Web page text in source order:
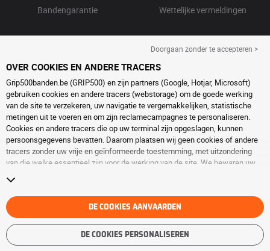
Bandengarantie
Wettelijke vermeldingen
Doorgaan zonder te accepteren >
OVER COOKIES EN ANDERE TRACERS
Grip500banden.be (GRIP500) en zijn partners (Google, Hotjar, Microsoft)
gebruiken cookies en andere tracers (webstorage) om de goede werking
van de site te verzekeren, uw navigatie te vergemakkelijken, statistische
metingen uit te voeren en om zijn reclamecampagnes te personaliseren.
Cookies en andere tracers die op uw terminal zijn opgeslagen, kunnen
persoonsgegevens bevatten. Daarom plaatsen wij geen cookies of andere
tracers zonder uw vrije en geïnformeerde toestemming, met uitzondering
van die welke essentieel zijn voor de werking van de site. We bewaren uw
naar de pagina over
om verder te surfen zonder het deponeren van cookies of andere tracers te
aanvaarden. Weigering verhindert de toegang tot diensten niet GRIP500.
Voor meer informatie,bezoek de cookies en andere tracerspagina.
DE COOKIES AANVAARDEN
DE COOKIES PERSONALISEREN